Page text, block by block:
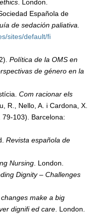
. London.
Española de
de sedación paliativa.
sites/default/fi
Política de la OMS en
de género en la
Com racionar els
R., Nello, A. i Cardona, X.
103). Barcelona:
Revista española de
Nursing. London.
Dignity – Challenges
make a big
dignifi ed care. London.